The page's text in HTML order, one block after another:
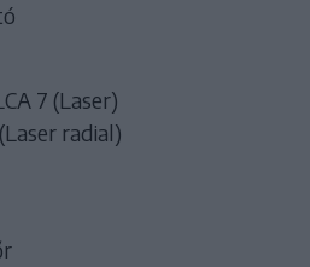
7 (Laser)
radial)